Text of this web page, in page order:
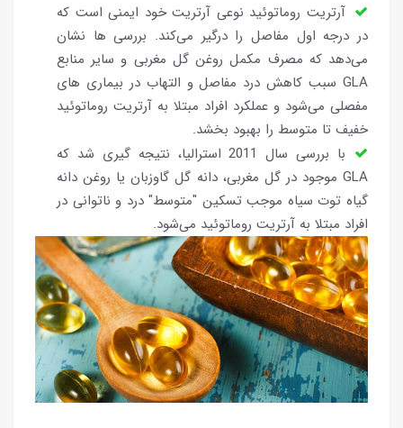
آرتریت روماتوئید نوعی آرتریت خود ایمنی است که
در درجه اول مفاصل را درگیر می‌کند. بررسی ها نشان
می‌دهد که مصرف مکمل روغن گل مغربی و سایر منابع
GLA سبب کاهش درد مفاصل و التهاب در بیماری های
مفصلی می‌شود و عملکرد افراد مبتلا به آرتریت روماتوئید
خفیف تا متوسط را بهبود بخشد.
با بررسی سال 2011 استرالیا، نتیجه گیری شد که
GLA موجود در گل مغربی، دانه گل گاوزبان یا روغن دانه
گیاه توت سیاه موجب تسکین "متوسط" درد و ناتوانی در
افراد مبتلا به آرتریت روماتوئید می‌شود.